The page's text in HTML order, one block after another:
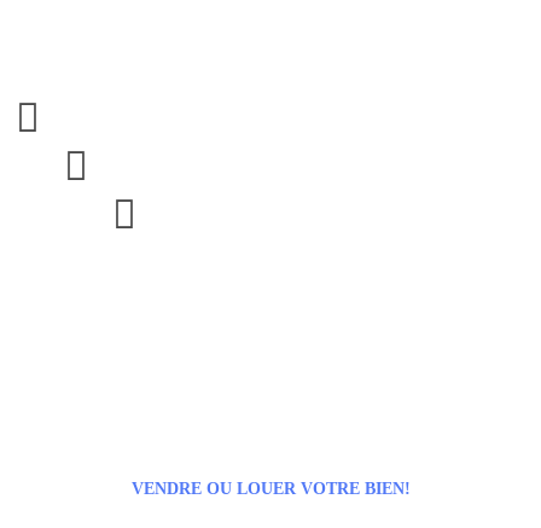



VENDRE OU LOUER VOTRE BIEN!